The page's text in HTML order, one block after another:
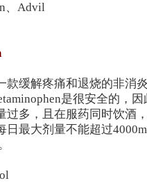
、Advil
款缓解疼痛和退烧的非消
是很安全的，
过多，且在服药同时饮酒
日最大剂量不能超过